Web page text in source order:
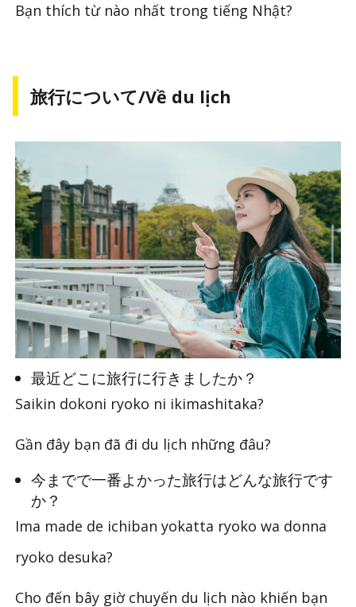
Bạn thích từ nào nhất trong tiếng Nhật?
旅行について/Về du lịch
最近どこに旅行に行きましたか？
Saikin dokoni ryoko ni ikimashitaka?
Gần đây bạn đã đi du lịch những đâu?
今までで一番よかった旅行はどんな旅行です
か？
Ima made de ichiban yokatta ryoko wa donna
ryoko desuka?
Cho đến bây giờ chuyến du lịch nào khiến bạn